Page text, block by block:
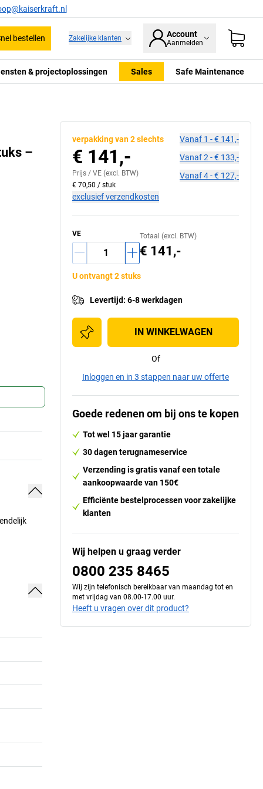
bestellen Zakelijke klanten Account
Aanmelden
& projectoplossingen Sales Safe Maintenance
–
verpakking van 2 slechts
€ 141,-
Prijs / VE (excl. BTW)
€ 70,50 / stuk
exclusief verzendkosten
Vanaf 1 -€ 141,-
Vanaf2 -€ 133,-
Vanaf4-€ 127,-
VE Totaal (excl. BTW)
€ 141,-
U ontvangt 2 stuks
Levertijd: 6-8 werkdagen
IN WINKELWAGEN
Of
Inloggen en in 3 stappen naar uw offerte
Goede redenen om bij ons te kopen
Tot wel 15 jaar garantie
30 dagen terugnameservice
Verzending is gratis vanaf een totale
aankoopwaarde van 150€
Efficiënte bestelprocessen voor zakelijke
klanten
Wij helpen u graag verder
0800 235 8465
Wij zijn telefonisch bereikbaar van maandag tot en
met vrijdag van 08.00-17.00 uur.
Heeft u vragen over dit product?